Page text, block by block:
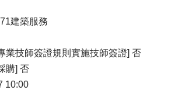
建築服務
業技師簽證規則實施技師簽證] 否
購] 否
10:00